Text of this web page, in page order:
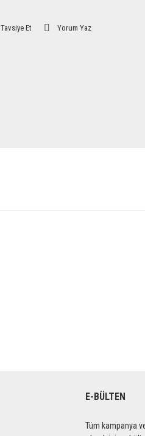
Tavsiye Et Yorum Yaz
E-BÜLTEN
Tüm kampanya